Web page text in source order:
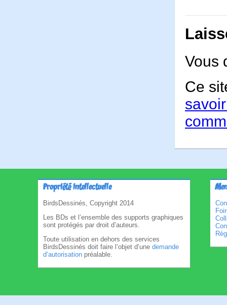
Vous
Ce
Propriété intellectuelle
BirdsDessinés, Copyright 2014
Les BDs et l’ensemble des supports graphiques
sont protégés par droit d’auteurs.
Toute utilisation en dehors des services
BirdsDessinés doit faire l’objet d’une demande
d’autorisation préalable.